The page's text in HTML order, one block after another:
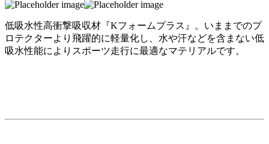
低吸水性高衝撃吸収材『Kフォームプラス』。いままでのプ
ロテクターより飛躍的に軽量化し、水や汗などを含まない低
吸水性能によりスポーツ走行に最適なマテリアルです。